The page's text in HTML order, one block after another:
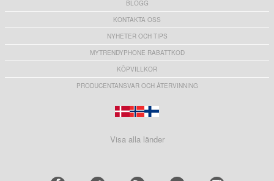
BLOGG
KONTAKTA OSS
NYHETER OCH TIPS
MYTRENDYPHONE RABATTKOD
KÖPVILLKOR
PRODUCENTANSVAR OCH ÅTERVINNING
Visa alla länder